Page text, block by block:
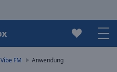
Vibe FM Anwendung